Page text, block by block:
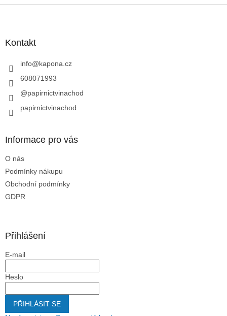
Kontakt
info@kapona.cz
608071993
@papirnictvinachod
papirnictvinachod
Informace pro vás
O nás
Podmínky nákupu
Obchodní podmínky
GDPR
Přihlášení
E-mail
Heslo
PŘIHLÁSIT SE